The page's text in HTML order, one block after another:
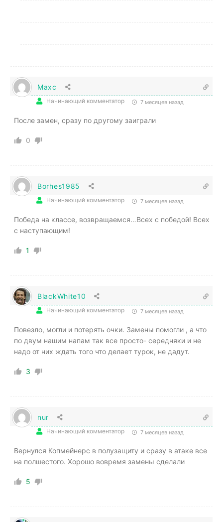
Maxc
Начинающий комментатор 7 месяцев назад
После замен, сразу по другому заиграли
0
Borhes1985
Начинающий комментатор 7 месяцев назад
Победа на классе, возвращаемся…Всех с победой! Всех
с наступающим!
1
BlackWhite10
Начинающий комментатор 7 месяцев назад
Повезло, могли и потерять очки. Замены помогли , а что
по двум нашим напам так все просто- середняки и не
надо от них ждать того что делает турок, не дадут.
3
nur
Начинающий комментатор 7 месяцев назад
Вернулся Копмейнерс в полузащиту и сразу в атаке все
на полшестого. Хорошо вовремя замены сделали
5